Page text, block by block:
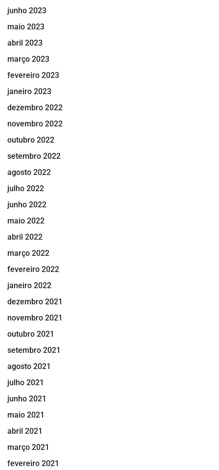
junho 2023
maio 2023
abril 2023
março 2023
fevereiro 2023
janeiro 2023
dezembro 2022
novembro 2022
outubro 2022
setembro 2022
agosto 2022
julho 2022
junho 2022
maio 2022
abril 2022
março 2022
fevereiro 2022
janeiro 2022
dezembro 2021
novembro 2021
outubro 2021
setembro 2021
agosto 2021
julho 2021
junho 2021
maio 2021
abril 2021
março 2021
fevereiro 2021